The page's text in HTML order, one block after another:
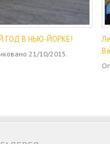
ГОД В НЬЮ-ЙОРКЕ!
21/10/2015.